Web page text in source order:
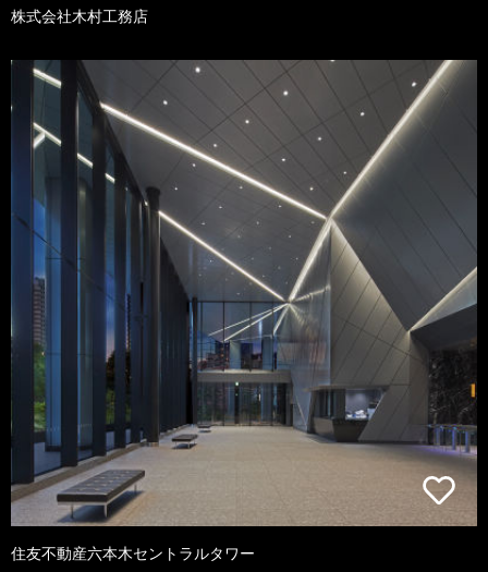
株式会社木村工務店
住友不動産六本木セントラルタワー